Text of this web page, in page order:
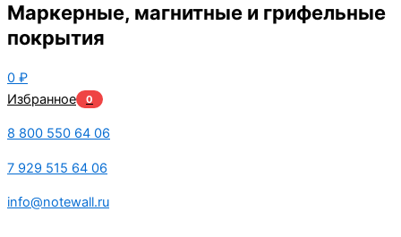
Маркерные, магнитные и грифельные
покрытия
0 ₽
Избранное
0
8 800 550 64 06
7 929 515 64 06
info@notewall.ru